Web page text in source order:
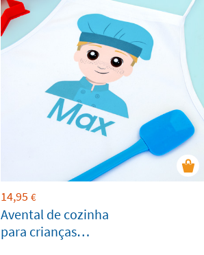
14,95 €
Avental de cozinha
para crianças